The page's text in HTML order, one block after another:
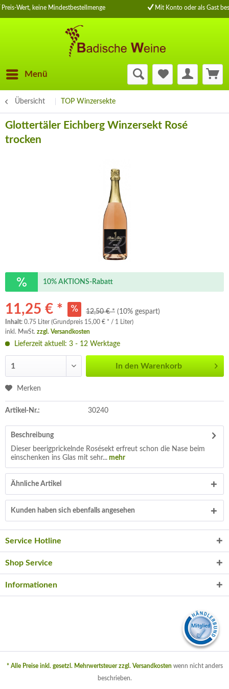
Preis-Wert, keine Mindestbestellmenge Mit Konto oder als Gast
Menü
Übersicht TOP Winzersekte
Glottertäler Eichberg Winzersekt Rosé
trocken
10% AKTIONS-Rabatt
11,25 € * 12,50 € * (10% gespart)
Inhalt: 0.75 Liter (Grundpreis 15,00 € * / 1 Liter)
inkl. MwSt. zzgl. Versandkosten
Lieferzeit aktuell: 3 - 12 Werktage
In den Warenkorb
Merken
Artikel-Nr.: 30240
Beschreibung
Dieser beerigprickelnde Rosésekt erfreut schon die Nase beim
einschenken ins Glas mit sehr... mehr
Ähnliche Artikel
Kunden haben sich ebenfalls angesehen
Service Hotline
Shop Service
Informationen
* Alle Preise inkl. gesetzl. Mehrwertsteuer zzgl. Versandkostenwenn nicht anders
beschrieben.